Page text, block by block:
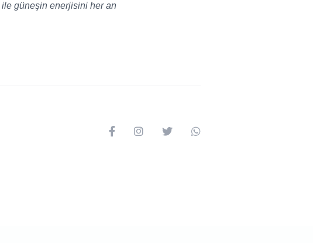
ile güneşin enerjisini her an